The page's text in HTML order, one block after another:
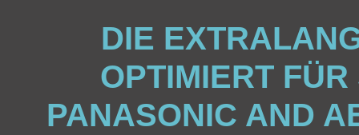
DIE
OPTIMIERT
PANASONIC AND